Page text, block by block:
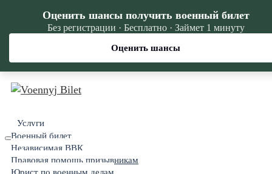
Услуги
Военный билет
Независимая ВВК
Правовая помощь призывникам
Оценить шансы получить военный билет
Без регистрации · Бесплатно · Займет 1 минуту
Оценить шансы